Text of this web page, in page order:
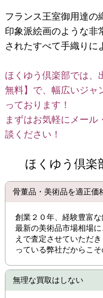
フランス王室御用達の
印象派絵画のような非
されたすべて手織りに
ほくゆう倶楽部では、
無料】で、幅広いジャ
っております！
まずはお気軽にメール
談ください！
ほくゆう倶楽
骨董品・美術品を適正価
創業２０年、経験豊富な
最新の美術品市場相場
えで査定させていただ
っている弊社だからこ
無理な買取はしない